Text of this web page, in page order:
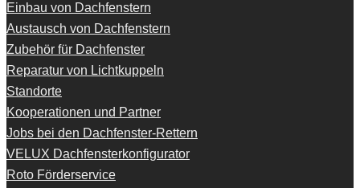
Einbau von Dachfenstern
Austausch von Dachfenstern
Zubehör für Dachfenster
Reparatur von Lichtkuppeln
Standorte
Kooperationen und Partner
Jobs bei den Dachfenster-Rettern
VELUX Dachfensterkonfigurator
Roto Förderservice